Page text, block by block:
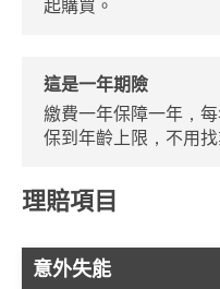
起購買。
這是一年期險
繳費一年保障一年，
保到年齡上限，不用
理賠項目
意外失能